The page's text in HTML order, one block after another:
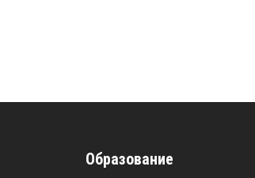
Образование